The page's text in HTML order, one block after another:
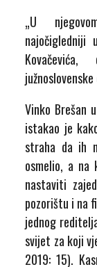
„U
najočigledniji
Vinko Brešan
istakao je
straha da ih
osmelio, a na
nastaviti
pozorištu i na
jednog
svijet za koji
2019: 15).